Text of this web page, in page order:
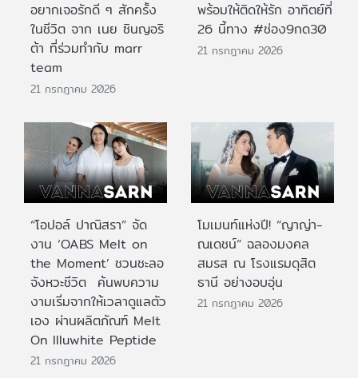
อยากเจอรักดี ๆ สักครั้ง
ในชีวิต จาก เนย ซินญอริ
ต้า ที่ร่วมทำกับ marr
team
21 กรกฎาคม 2026
พร้อมให้ติดให้รัก อาทิตย์ที่
26 นี้ทาง #ช่อง9กด30
21 กรกฎาคม 2026
“โอปอล์ ปาณิสรา” จัด
งาน ‘OABS Melt on
the Moment’ ชวนชะลอ
จังหวะชีวิต ค้นพบความ
งามเริ่มจากให้เวลาดูแลตัว
เอง ผ่านผลิตภัณฑ์ Melt
On Illuwhite Peptide
21 กรกฎาคม 2026
โมเมนท์แห่งปี! “ญาญ่า-
ณเดชน์” ฉลองมงคล
สมรส ณ โรงแรมดุสิต
ธานี อย่างอบอุ่น
21 กรกฎาคม 2026